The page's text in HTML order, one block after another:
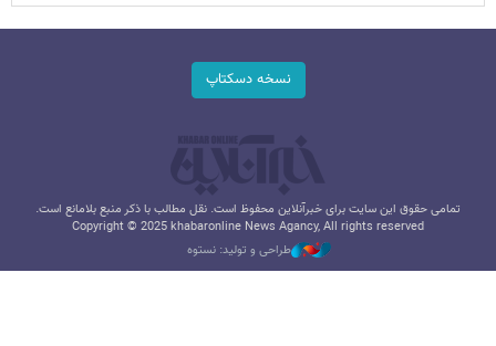
نسخه دسکتاپ
تمامی حقوق این سایت برای خبرآنلاین محفوظ است. نقل مطالب با ذکر منبع بلامانع است.
Copyright © 2025 khabaronline News Agancy, All rights reserved
طراحی و تولید: نستوه